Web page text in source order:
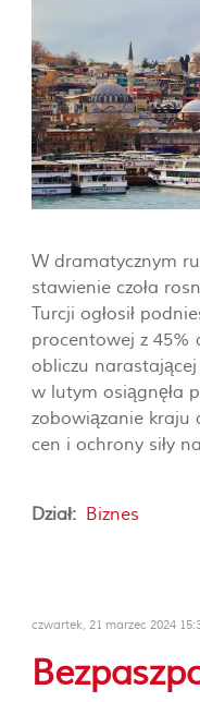
W dramatycznym
stawienie czoła
Turcji ogłosił
procentowej z 45%
obliczu
w lutym osiągnęła
zobowiązanie kraju
cen i ochrony siły
Dział: Biznes
czwartek, 21 marzec 2024